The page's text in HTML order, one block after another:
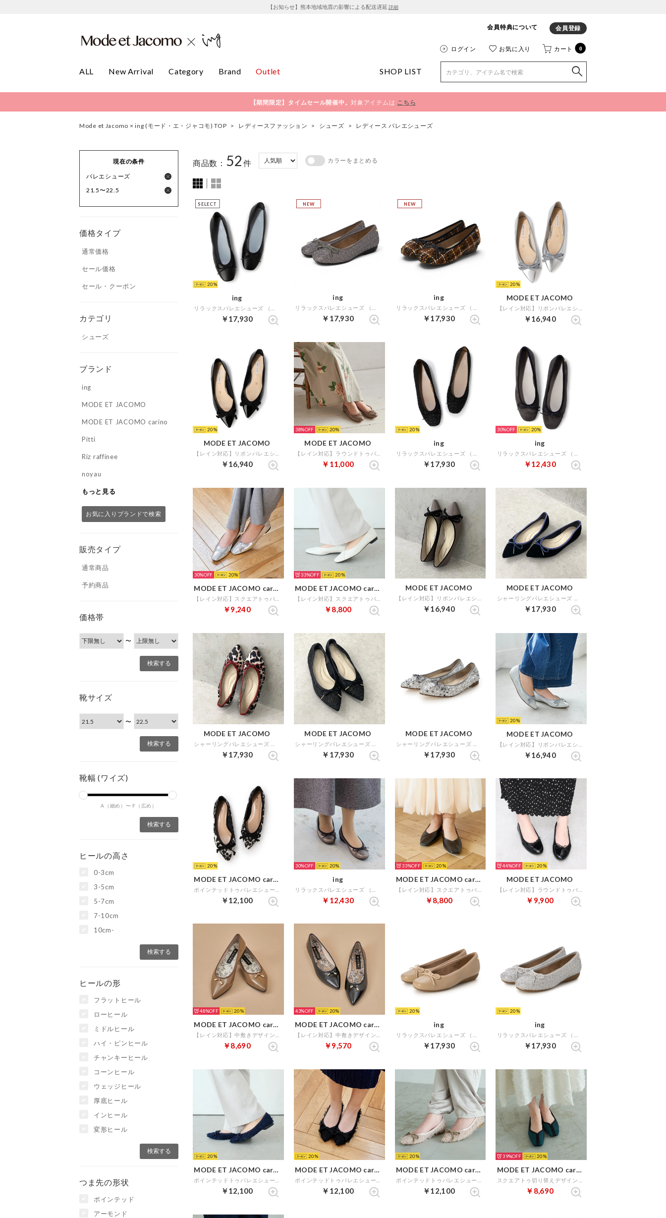
【お知らせ】熊本地域地震の影響による配送遅延 詳細
会員特典について 会員登録
ログイン お気に入り カート 0
ALL New Arrival Category Brand Outlet SHOP LIST
【期間限定】タイムセール開催中。対象アイテムは こちら
Mode et Jacomo × ing (モード・エ・ジャコモ) TOP > レディースファッション > シューズ > レディース バレエシューズ
現在の条件
バレエシューズ
21.5〜22.5
価格タイプ
通常価格
セール価格
セール・クーポン
カテゴリ
シューズ
ブランド
ing
MODE ET JACOMO
MODE ET JACOMO carino
Pitti
Riz raffinee
noyau
もっと見る
お気に入りブランドで検索
販売タイプ
通常商品
予約商品
価格帯
〜
靴サイズ
〜
靴幅 (ワイズ)
A（細め）〜 F（広め）
ヒールの高さ
0-3cm
3-5cm
5-7cm
7-10cm
10cm-
ヒールの形
フラットヒール
ローヒール
ミドルヒール
ハイ・ピンヒール
チャンキーヒール
コーンヒール
ウェッジヒール
厚底ヒール
インヒール
変形ヒール
つま先の形状
ポインテッド
アーモンド
商品数： 52 件 カラーをまとめる
SELECT
20
ing
￥17,930
NEW
ing
￥17,930
NEW
ing
￥17,930
20
MODE ET JACOMO
￥16,940
20
MODE ET JACOMO
￥16,940
38% 20
MODE ET JACOMO
￥11,000
20
ing
￥17,930
30% 20
ing
￥12,430
30% 20
MODE ET JACOMO carino
￥9,240
33% 20
MODE ET JACOMO carino
￥8,800
MODE ET JACOMO
￥16,940
MODE ET JACOMO
￥17,930
MODE ET JACOMO
￥17,930
MODE ET JACOMO
￥17,930
MODE ET JACOMO
￥17,930
20
MODE ET JACOMO
￥16,940
20
MODE ET JACOMO carino
￥12,100
30% 20
ing
￥12,430
33% 20
MODE ET JACOMO carino
￥8,800
44% 20
MODE ET JACOMO
￥9,900
48% 20
MODE ET JACOMO carino
￥8,690
43% 20
MODE ET JACOMO carino
￥9,570
20
ing
￥17,930
20
ing
￥17,930
20
MODE ET JACOMO carino
￥12,100
20
MODE ET JACOMO carino
￥12,100
20
MODE ET JACOMO carino
￥12,100
39% 20
MODE ET JACOMO carino
￥8,690